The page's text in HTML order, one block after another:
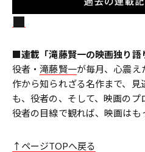
■連載「滝藤賢一の映画独り
役者・滝藤賢一が毎月、心震え
作から知られざる名作まで、見
も、役者の、そして、映画のプ
役者の目線で観れば、映画はも
↑ページTOPへ戻る